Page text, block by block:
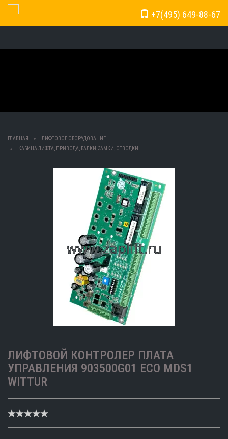
+7(495) 649-88-67
Toggle Navigation
ГЛАВНАЯ
ЛИФТОВОЕ ОБОРУДОВАНИЕ
КАБИНА ЛИФТА, ПРИВОДА, БАЛКИ, ЗАМКИ, ОТВОДКИ
ЛИФТОВОЙ КОНТРОЛЕР ПЛАТА
УПРАВЛЕНИЯ 903500G01 ECO MDS1
WITTUR